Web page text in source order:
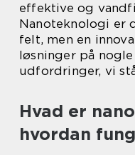
effektive og
Nanoteknologi er
felt, men en
løsninger på
udfordringer, vi
Hvad er
hvordan